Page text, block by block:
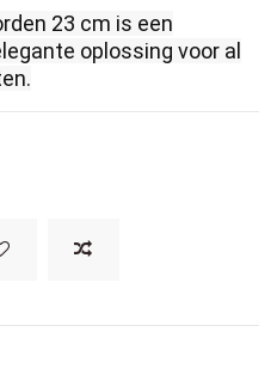
23 cm is een
oplossing voor al